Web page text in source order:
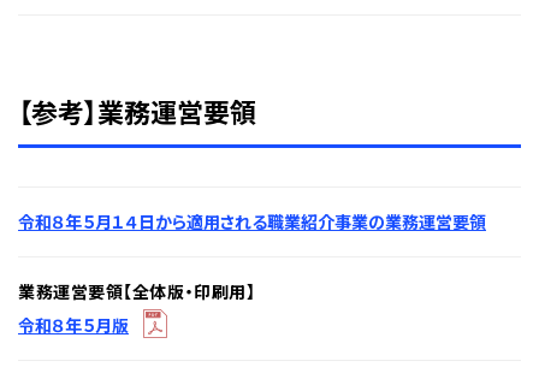
【参考】業務運営要領
令和８年５月１４日から適用される職業紹介事業の業務運営要領
業務運営要領【全体版・印刷用】
令和８年５月版